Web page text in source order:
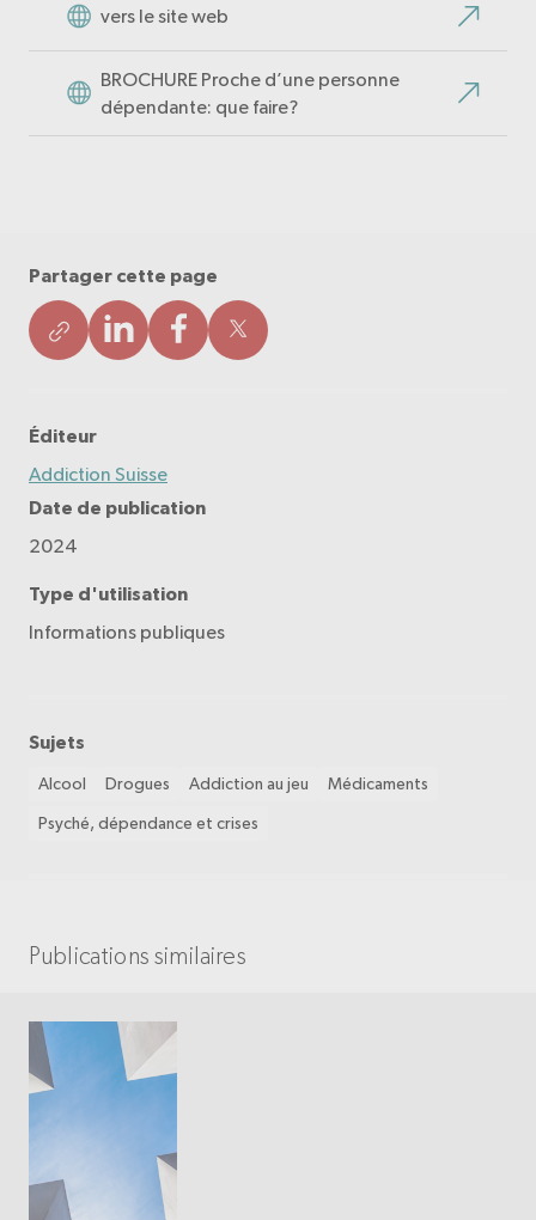
vers le site web
BROCHURE Proche d’une personne
dépendante: que faire?
Partager cette page
Éditeur
Addiction Suisse
Date de publication
2024
Type d'utilisation
Informations publiques
Sujets
Alcool Drogues Addiction au jeu Médicaments
Psyché, dépendance et crises
Publications similaires